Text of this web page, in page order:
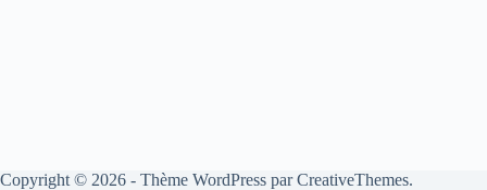
Copyright © 2026 - Thème WordPress parCreativeThemes.